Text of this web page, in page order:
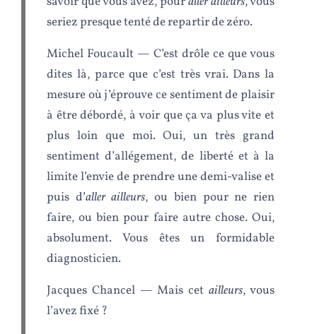
seriez presque tenté de repartir de zéro.
Michel Foucault — C’est drôle ce que vous
dites là, parce que c’est très vrai. Dans la
mesure où j’éprouve ce sentiment de plaisir
à être débordé, à voir que ça va plus vite et
plus loin que moi. Oui, un très grand
sentiment d’allégement, de liberté et à la
limite l’envie de prendre une demi-valise et
puis d’aller ailleurs, ou bien pour ne rien
faire, ou bien pour faire autre chose. Oui,
absolument. Vous êtes un formidable
diagnosticien.
Jacques Chancel — Mais cetailleurs, vous
l’avez fixé ?